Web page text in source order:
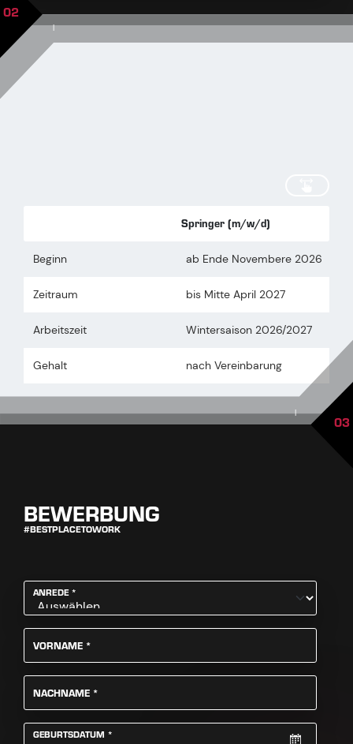
|
02
Springer (m/w/d)
Beginn ab Ende Novembere 2026
Zeitraum bis Mitte April 2027
Arbeitszeit Wintersaison 2026/2027
Gehalt nach Vereinbarung
| 03
BEWERBUNG
#BESTPLACETOWORK
ANREDE*
VORNAME *
NACHNAME *
GEBURTSDATUM *PFLICHTFELD